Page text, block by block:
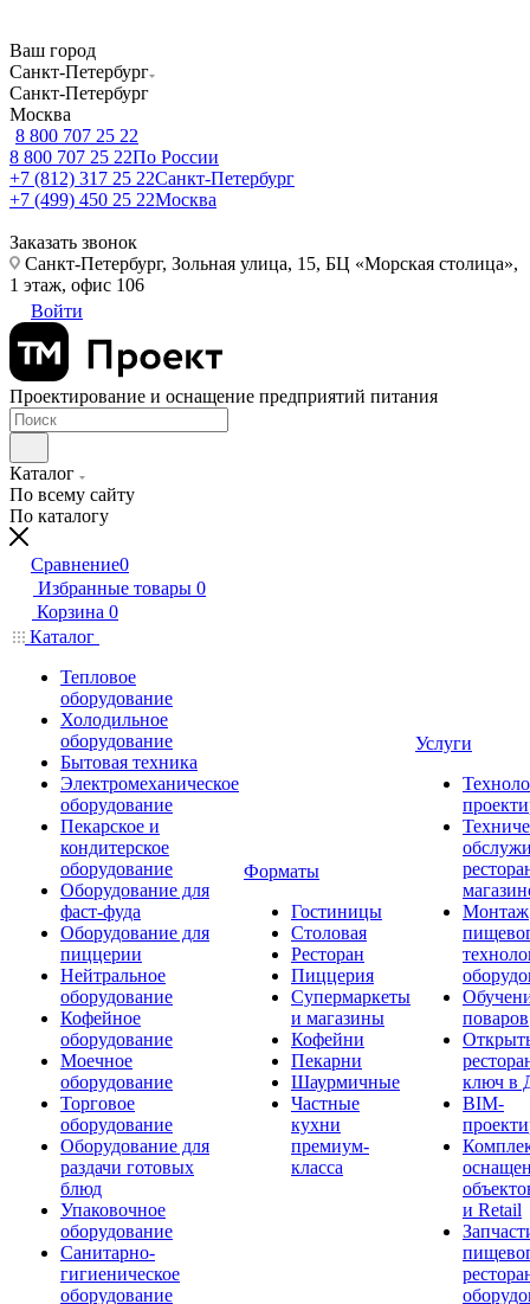
Ваш город
Санкт-Петербург
Санкт-Петербург
Москва
8 800 707 25 22
8 800 707 25 22По России
+7 (812) 317 25 22Санкт-Петербург
+7 (499) 450 25 22Москва
Заказать звонок
Санкт-Петербург, Зольная улица, 15, БЦ «Морская столица»,
1 этаж, офис 106
Войти
Проектирование и оснащение предприятий питания
Каталог
По всему сайту
По каталогу
Сравнение0
Избранные товары 0
Корзина 0
Каталог
Тепловое
оборудование
Холодильное
оборудование
Бытовая техника
Электромеханическое
оборудование
Пекарское и
кондитерское
оборудование
Оборудование для
фаст-фуда
Оборудование для
пиццерии
Нейтральное
оборудование
Кофейное
оборудование
Моечное
оборудование
Торговое
оборудование
Оборудование для
раздачи готовых
блюд
Упаковочное
оборудование
Санитарно-
гигиеническое
оборудование
Форматы
Гостиницы
Столовая
Ресторан
Пиццерия
Супермаркеты
и магазины
Кофейни
Пекарни
Шаурмичные
Частные
кухни
премиум-
класса
Услуги
Монтаж
поваров
ключ в
BIM-
и Retail